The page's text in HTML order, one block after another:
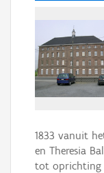
1833 vanuit
en Theresia
tot oprichting